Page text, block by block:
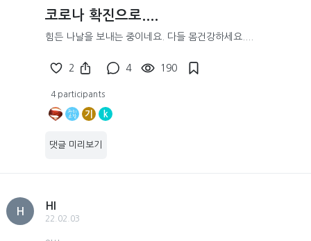
코로나 확진으로....
힘든 나날을 보내는 중이네요. 다들 몸건강하세요....
2 4 190
4 participants
기 k
댓글 미리보기
H
HI
22.02.03